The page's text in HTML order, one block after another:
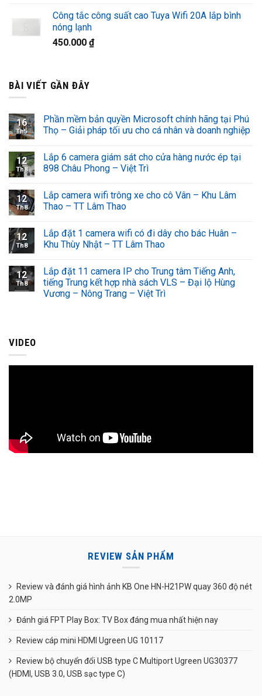
Công tắc công suất cao Tuya Wifi 20A lắp bình
nóng lạnh
450.000 ₫
BÀI VIẾT GẦN ĐÂY
16
Th5
Phần mềm bản quyền Microsoft chính hãng tại Phú
Thọ – Giải pháp tối ưu cho cá nhân và doanh nghiệp
12
Th8
Lắp 6 camera giám sát cho cửa hàng nước ép tại
898 Châu Phong – Việt Trì
12
Th8
Lắp camera wifi trông xe cho cô Vân – Khu Lâm
Thao – TT Lâm Thao
12
Th8
Lắp đặt 1 camera wifi có đi dây cho bác Huân –
Khu Thùy Nhật – TT Lâm Thao
12
Th8
Lắp đặt 11 camera IP cho Trung tâm Tiếng Anh,
tiếng Trung kết hợp nhà sách VLS – Đại lộ Hùng
Vương – Nông Trang – Việt Trì
VIDEO
REVIEW SẢN PHẨM
Review và đánh giá hình ảnh KB One HN-H21PW quay 360 độ nét
2.0MP
Đánh giá FPT Play Box: TV Box đáng mua nhất hiện nay
Review cáp mini HDMI Ugreen UG 10117
Review bộ chuyển đổi USB type C Multiport Ugreen UG30377
(HDMI, USB 3.0, USB sạc type C)